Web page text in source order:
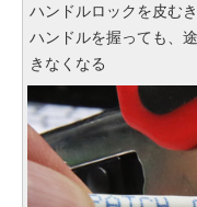
ハンドルロックを皮む
ハンドルを握っても、
きなくなる